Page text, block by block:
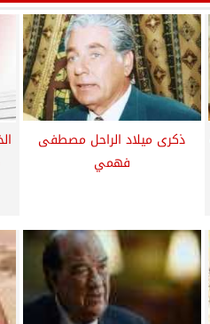
ذكرى ميلاد الراحل مصطفى
فهمي